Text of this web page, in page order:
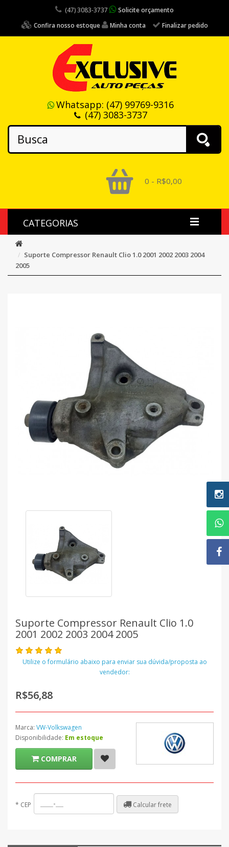
(47) 3083-3737
Solicite orçamento
Confira nosso estoque
Minha conta Finalizar pedido
Whatsapp: (47) 99769-9316
(47) 3083-3737
0 - R$0,00
CATEGORIAS
Suporte Compressor Renault Clio 1.0 2001 2002 2003 2004
2005
Suporte Compressor Renault Clio 1.0
2001 2002 2003 2004 2005
Utilize o formulário abaixo para enviar sua dúvida/proposta ao
vendedor:
R$56,88
Marca: VW-Volkswagen
Disponibilidade: Em estoque
COMPRAR
* CEP Calcular frete